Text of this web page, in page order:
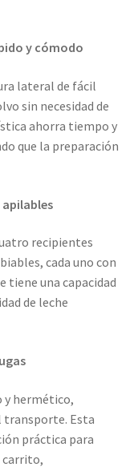
y cómodo
lateral de fácil
sin necesidad de
ahorra tiempo y
que la preparación
recipientes
cada uno con
tiene una capacidad
de leche
y hermético,
transporte. Esta
práctica para
carrito,